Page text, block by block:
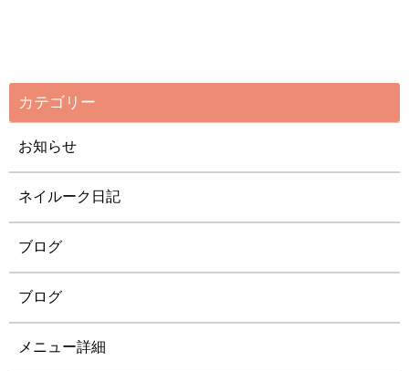
カテゴリー
お知らせ
ネイルーク日記
ブログ
ブログ
メニュー詳細